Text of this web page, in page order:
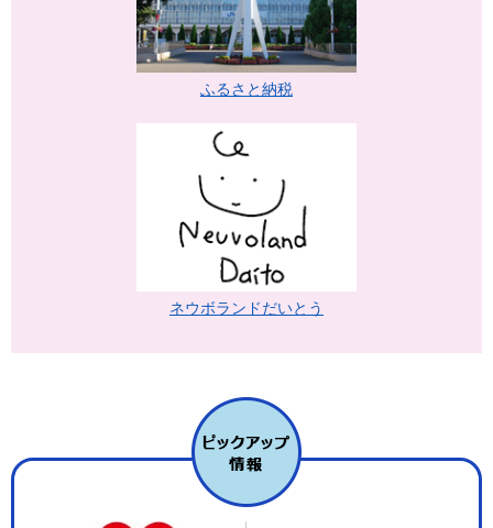
ふるさと納税
ネウボランドだいとう